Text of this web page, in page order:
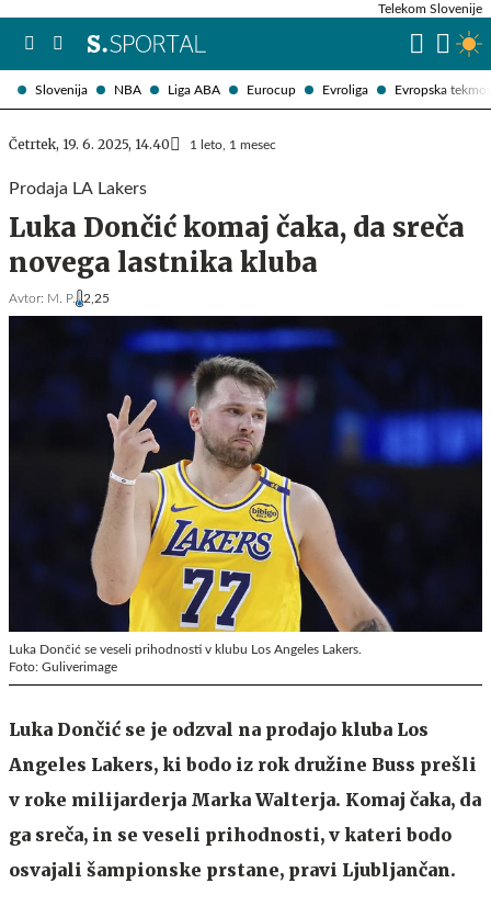
Slovenija NBA Liga ABA Eurocup Evroliga Evropska
Telekom Slovenije
Četrtek, 19. 6. 2025, 14.40 1 leto, 1 mesec
Prodaja LA Lakers
Luka Dončić komaj čaka, da sreča
novega lastnika kluba
Avtor: M. P. 2,25
Luka Dončić se veseli prihodnosti v klubu Los Angeles Lakers.
Foto: Guliverimage
Luka Dončić se je odzval na prodajo kluba Los
Angeles Lakers, ki bodo iz rok družine Buss prešli
v roke milijarderja Marka Walterja. Komaj čaka, da
ga sreča, in se veseli prihodnosti, v kateri bodo
osvajali šampionske prstane, pravi Ljubljančan.